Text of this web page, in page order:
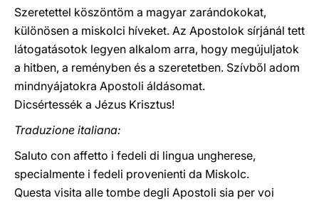
Szeretettel köszöntöm a magyar zarándokokat,
különösen a miskolci híveket. Az Apostolok sírjánál tett
látogatásotok legyen alkalom arra, hogy megújuljatok
a hitben, a reményben és a szeretetben. Szívből adom
mindnyájatokra Apostoli áldásomat.
Dicsértessék a Jézus Krisztus!
Traduzione italiana:
Saluto con affetto i fedeli di lingua ungherese,
specialmente i fedeli provenienti da Miskolc.
Questa visita alle tombe degli Apostoli sia per voi